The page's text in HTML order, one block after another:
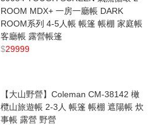
ROOM MDX+ 一房一廳帳 DARK
ROOM系列 4-5人帳 帳篷 帳棚 家庭帳
客廳帳 露營帳篷
$29999
【大山野營】Coleman CM-38142 橄
欖山旅遊帳 2-3人 帳篷 帳棚 遮陽帳 炊
事帳 露營 野營